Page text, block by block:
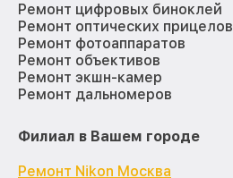
Ремонт цифровых биноклей
Ремонт оптических прицелов
Ремонт фотоаппаратов
Ремонт объективов
Ремонт экшн-камер
Ремонт дальномеров
Филиал в Вашем городе
Ремонт Nikon Москва